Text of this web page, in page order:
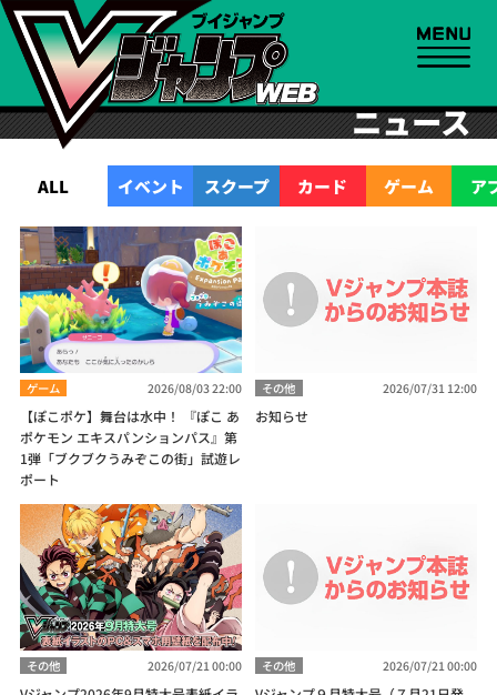
ニュース
ALL イベント スクープ カード ゲーム ア
ゲーム 2026/08/03 22:00
【ぽこポケ】舞台は水中！ 『ぽこ あ
ポケモン エキスパンションパス』第
1弾「ブクブクうみぞこの街」試遊レ
ポート
その他 2026/07/31 12:00
お知らせ
その他 2026/07/21 00:00 その他 2026/07/21 00:00